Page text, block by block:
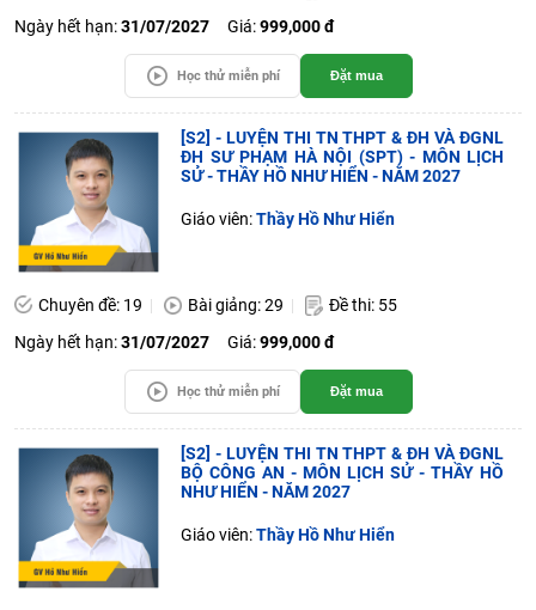
Ngày hết hạn:31/07/2027 Giá:999,000 đ
Học thử miễn phí Đặt mua
[S2] - LUYỆN THI TN THPT & ĐH VÀ ĐGNL
ĐH SƯ PHẠM HÀ NỘI (SPT) - MÔN LỊCH
SỬ - THẦY HỒ NHƯ HIỂN - NĂM 2027
Giáo viên:Thầy Hồ Như Hiển
Chuyên đề: 19 Bài giảng: 29
Đề thi: 55
Ngày hết hạn:31/07/2027 Giá:999,000 đ
Học thử miễn phí Đặt mua
[S2] - LUYỆN THI TN THPT & ĐH VÀ ĐGNL
BỘ CÔNG AN - MÔN LỊCH SỬ - THẦY HỒ
NHƯ HIỂN - NĂM 2027
Giáo viên:Thầy Hồ Như Hiển